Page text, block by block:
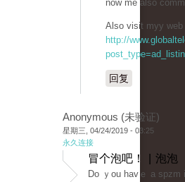
now me also
Also visit myy
http://
回复
Anonymous (未验证)
星期三, 04/24/2019 - 03:25
永久连接
冒个泡吧！ | 泡泡
Do ｙou havｅ a ѕpzm